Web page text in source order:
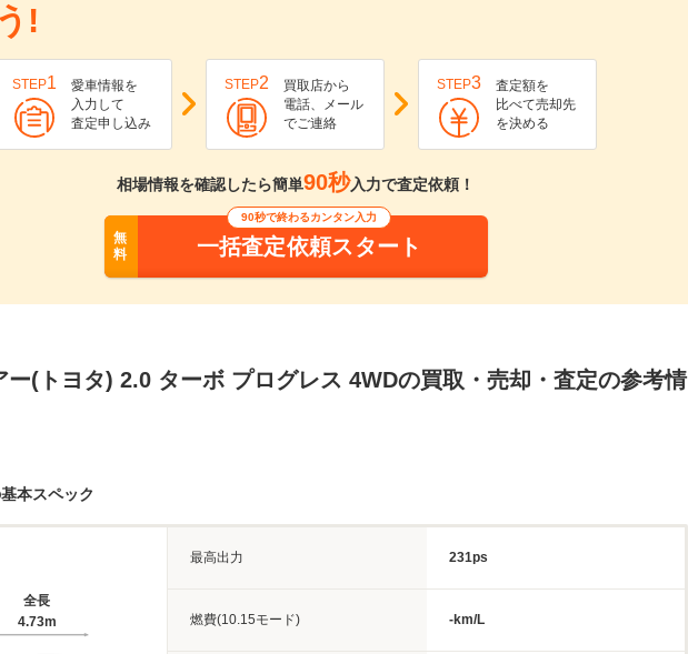
!
STEP1
愛車情報を
入力して
査定申し込み
STEP2
買取店から
電話、メール
でご連絡
STEP3
査定額を
比べて売却先
を決める
相場情報を確認したら簡単90秒入力で査定依頼！
無
料
90秒で終わるカンタン入力
一括査定依頼スタート
ー(トヨタ) 2.0 ターボ プログレス 4WDの買取・売却・査定の参考情
本スペック
全長
4.73m
最高出力 231ps
燃費(10.15モード) -km/L